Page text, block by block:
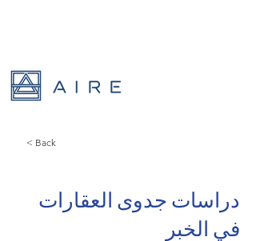
< Back
دراسات جدوى العقارات
في الخبر